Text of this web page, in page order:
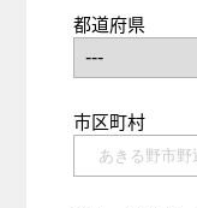
都道府県
市区町村